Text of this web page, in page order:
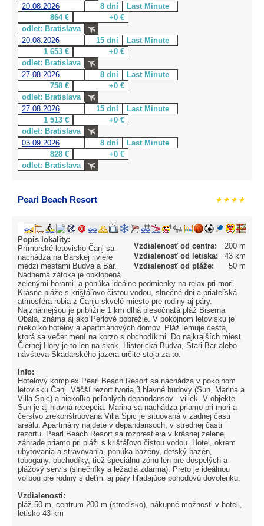
20.08.2026
8 dní
Last Minute
864 €
+0 €
odlet: Bratislava
20.08.2026
15 dní
Last Minute
1 653 €
+0 €
odlet: Bratislava
27.08.2026
8 dní
Last Minute
758 €
+0 €
odlet: Bratislava
27.08.2026
15 dní
Last Minute
1 513 €
+0 €
odlet: Bratislava
03.09.2026
8 dní
Last Minute
828 €
+0 €
odlet: Bratislava
Pearl Beach Resort
Vzdialenosť od centra:
200 m
Vzdialenosť od letiska:
43 km
Vzdialenosť od pláže:
50 m
Popis lokality:
Prímorské letovisko Čanj sa
nachádza na Barskej riviére
medzi mestami Budva a Bar.
Nádherná zátoka je obklopená
zelenými horami a ponúka ideálne podmienky na relax pri mori.
Krásne pláže s krištáľovo čistou vodou, slnečné dni a priateľská
atmosféra robia z Čanju skvelé miesto pre rodiny aj páry.
Najznámejšou je približne 1 km dlhá piesočnatá pláž Biserna
Obala, známa aj ako Perlové pobrežie. V pokojnom letovisku je
niekoľko hotelov a apartmánových domov. Pláž lemuje cesta,
ktorá sa večer mení na korzo s obchodíkmi. Do najkrajších miest
Čiernej Hory je to len na skok. Historická Budva, Stari Bar alebo
návšteva Skadarského jazera určite stoja za to.
Info:
Hotelový komplex Pearl Beach Resort sa nachádza v pokojnom
letovisku Čanj. Väčší rezort tvoria 3 hlavné budovy (Sun, Marina a
Villa Spic) a niekoľko priľahlých depandansov - viliek. V objekte
Sun je aj hlavná recepcia. Marina sa nachádza priamo pri mori a
čerstvo zrekonštruovaná Villa Spic je situovaná v zadnej časti
areálu. Apartmány nájdete v depandansoch, v strednej časti
rezortu. Pearl Beach Resort sa rozprestiera v krásnej zelenej
záhrade priamo pri pláži s krištáľovo čistou vodou. Hotel, okrem
ubytovania a stravovania, ponúka bazény, detský bazén,
tobogany, obchodíky, tiež špeciálnu zónu len pre dospelých a
plážový servis (slnečníky a ležadlá zdarma). Preto je ideálnou
voľbou pre rodiny s deťmi aj páry hľadajúce pohodovú dovolenku.
Vzdialenosti:
pláž 50 m, centrum 200 m (stredisko), nákupné možnosti v hoteli,
letisko 43 km